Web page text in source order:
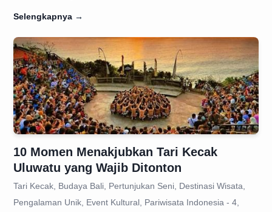
Selengkapnya →
10 Momen Menakjubkan Tari Kecak
Uluwatu yang Wajib Ditonton
Tari Kecak, Budaya Bali, Pertunjukan Seni, Destinasi Wisata,
Pengalaman Unik, Event Kultural, Pariwisata Indonesia - 4,